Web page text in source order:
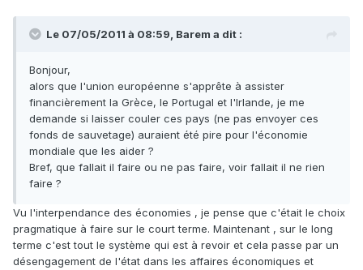
Le 07/05/2011 à 08:59, Barem a dit :
Bonjour,
alors que l'union européenne s'apprête à assister
financièrement la Grèce, le Portugal et l'Irlande, je me
demande si laisser couler ces pays (ne pas envoyer ces
fonds de sauvetage) auraient été pire pour l'économie
mondiale que les aider ?
Bref, que fallait il faire ou ne pas faire, voir fallait il ne rien
faire ?
Vu l'interpendance des économies , je pense que c'était le choix
pragmatique à faire sur le court terme. Maintenant , sur le long
terme c'est tout le système qui est à revoir et cela passe par un
désengagement de l'état dans les affaires économiques et